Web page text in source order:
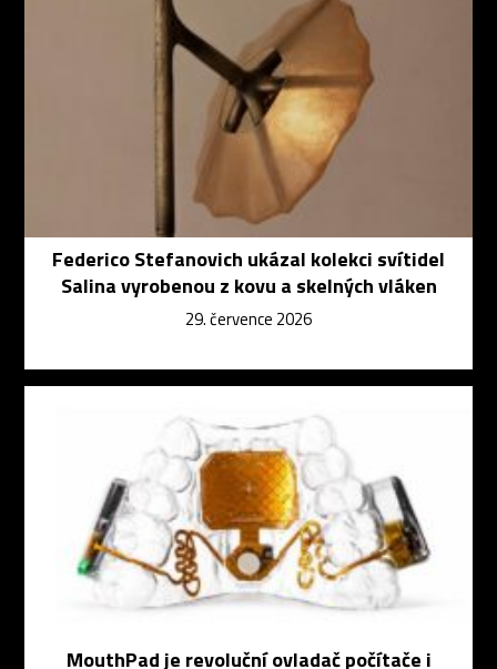
Federico Stefanovich ukázal kolekci svítidel
Salina vyrobenou z kovu a skelných vláken
29. července 2026
MouthPad je revoluční ovladač počítače i